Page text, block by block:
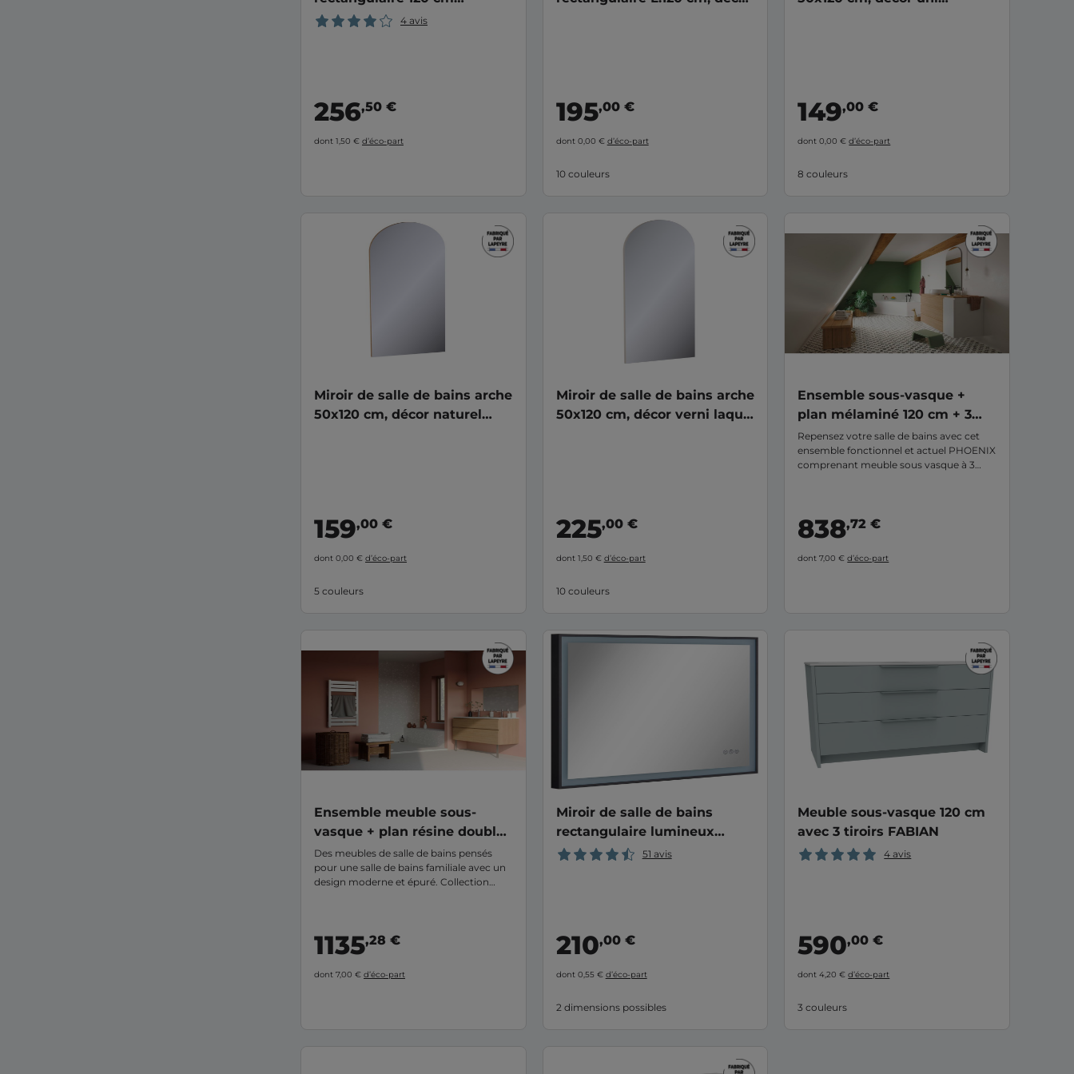
FLAVIO/FLORA4 avis
256,50 €
dont 1,50 € d’éco-part
195,00 €
dont 0,00 € d’éco-part
10 couleurs
149,00 €
dont 0,00 €d’éco-part
8 couleurs
Miroir de salle de bains arche
50x120 cm, décor naturel
159,00 €
dont 0,00 € d’éco-part
5 couleurs
Miroir de salle de bains arche
50x120 cm, décor verni laqué
225,00 €
dont 1,50 € d’éco-part
10 couleurs
Ensemble sous-vasque +
plan mélaminé 120 cm + 3
tiroirs PHOENIX
Repensez votre salle de bains avec cet
ensemble fonctionnel et actuel PHOENIX
comprenant meuble sous vasque à 3
apportera une grande capacité de
rangements.
838,72 €
dont 7,00 €d’éco-part
Ensemble meuble sous-
vasque + plan résine double
vasque 120 cm + 4 tiroirs
PHOENIX
Des meubles de salle de bains pensés
pour une salle de bains familiale avec un
design moderne et épuré. Collection
1135,28 €
dont 7,00 € d’éco-part
Miroir de salle de bains
rectangulaire lumineux
cadre métal et noir bandes
51 avis
210,00 €
dont 0,55 € d’éco-part
2 dimensions possibles
Meuble sous-vasque 120 cm
avec 3 tiroirs FABIAN
4 avis
590,00 €
dont 4,20 €d’éco-part
3 couleurs